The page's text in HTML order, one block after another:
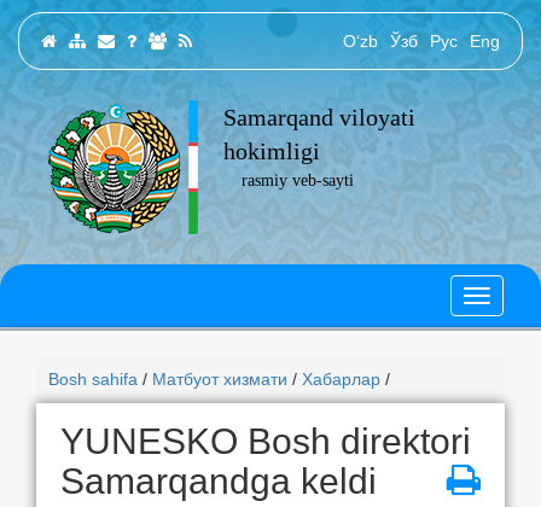
O‘zb Ўзб Рус Eng
Samarqand viloyati
hokimligi
rasmiy veb-sayti
Bosh sahifa / Матбуот хизмати / Хабарлар /
YUNESKO Bosh direktori
Samarqandga keldi